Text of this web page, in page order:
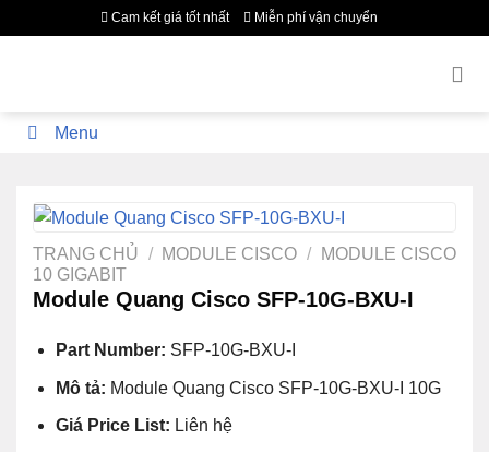
qua
Cam kết giá tốt nhất Miễn phí vận chuyển
Menu
TRANG CHỦ / MODULE CISCO /
MODULE CISCO
10 GIGABIT
Module Quang Cisco SFP-10G-BXU-I
Part Number: SFP-10G-BXU-I
Mô tả: Module Quang Cisco SFP-10G-BXU-I 10G
Giá Price List: Liên hệ